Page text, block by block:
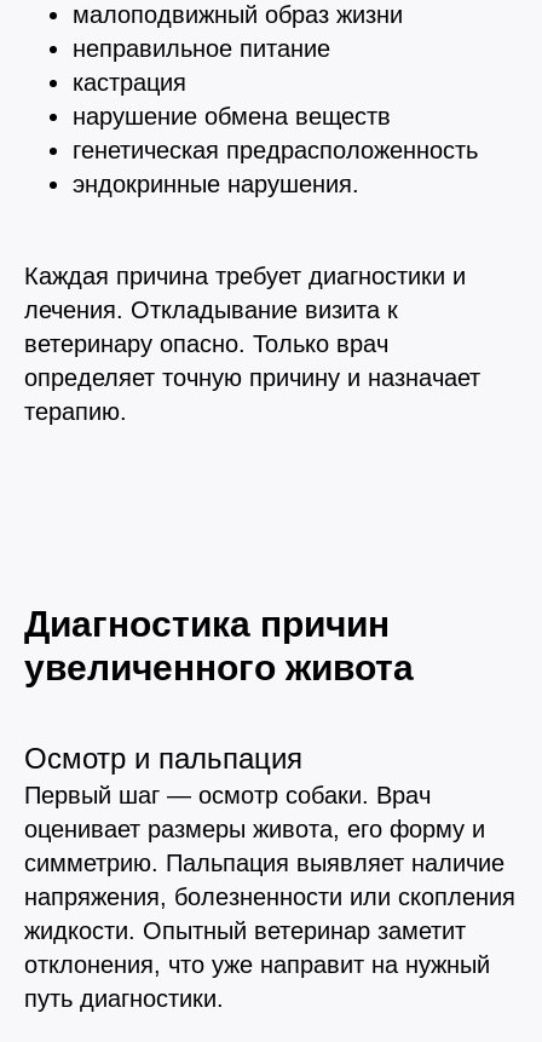
малоподвижный образ жизни
неправильное питание
кастрация
нарушение обмена веществ
генетическая предрасположенность
эндокринные нарушения.
Каждая причина требует диагностики и
лечения. Откладывание визита к
ветеринару опасно. Только врач
определяет точную причину и назначает
терапию.
Диагностика причин
увеличенного живота
Осмотр и пальпация
Первый шаг — осмотр собаки. Врач
оценивает размеры живота, его форму и
симметрию. Пальпация выявляет наличие
напряжения, болезненности или скопления
жидкости. Опытный ветеринар заметит
отклонения, что уже направит на нужный
путь диагностики.